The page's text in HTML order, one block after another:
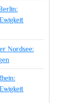
Nordsee: